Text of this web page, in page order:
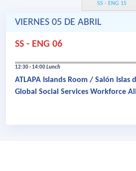
SS - ENG 15
VIERNES 05 DE ABRIL
SS - ENG 06
12:30 - 14:00Lunch
ATLAPA Islands Room / Salón Islas
Global Social Services Workforce